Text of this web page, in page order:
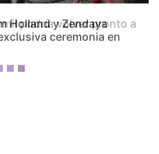
Holland y Zendaya
ceremonia en